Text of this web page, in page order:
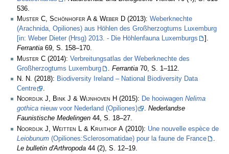
536.
Muster C, Schönhofer A & Weber D (2013): Weberknechte
(Arachnida, Opiliones) aus Höhlen des Großherzogtums Luxemburg
[in: Weber Dieter (Hrsg) 2013. - Die Höhlenfauna Luxemburgs
].
Ferrantia 69, S. 158–170.
Muster C (2014): Verbreitungsatlas der Weberknechte des
Großherzogtums Luxemburg
Ferrantia 70, S. 1–112.
N. N. (2018): Biodiversity Ireland – National Biodiversity Data
Centre
.
Noordijk J, Bink J & Wijnhoven H (2015): De hooiwagen Nelima
gothica nieuw voor Nederland (Opiliones) . Nederlandse
Faunistische Medelingen 44, S. 18–27.
Noordijk J, Weitten L & Kruithof A (2010): Une nouvelle espèce de
Leiobunum (Opiliones:Sclerosomatidae) pour la faune de France
Le bulletin d'Arthropoda 44 (2), S. 12–19.